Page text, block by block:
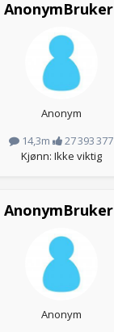
AnonymBruker
Anonym
14,3m
27 393 377
Kjønn: Ikke viktig
AnonymBruker
Anonym